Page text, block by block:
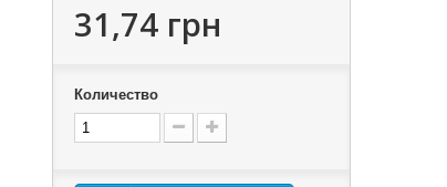
31,74 грн
Количество